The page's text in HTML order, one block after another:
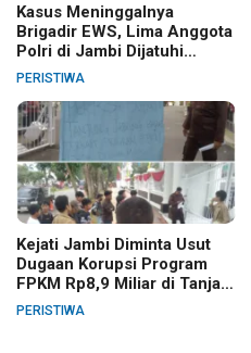
Kasus Meninggalnya
Brigadir EWS, Lima Anggota
Polri di Jambi Dijatuhi
Sanksi PTDH
PERISTIWA
Kejati Jambi Diminta Usut
Dugaan Korupsi Program
FPKM Rp8,9 Miliar di Tanjab
Barat
PERISTIWA